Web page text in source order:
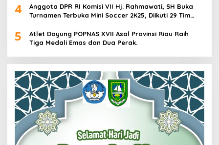
4
Anggota DPR RI Komisi VII Hj. Rahmawati, SH Buka
Turnamen Terbuka Mini Soccer 2K25, Diikuti 29 Tim
5
Atlet Dayung POPNAS XVII Asal Provinsi Riau Raih
Tiga Medali Emas dan Dua Perak.